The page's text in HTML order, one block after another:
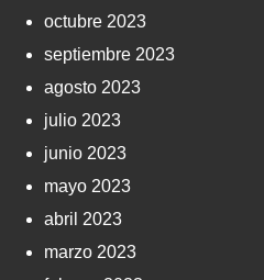
octubre 2023
septiembre 2023
agosto 2023
julio 2023
junio 2023
mayo 2023
abril 2023
marzo 2023